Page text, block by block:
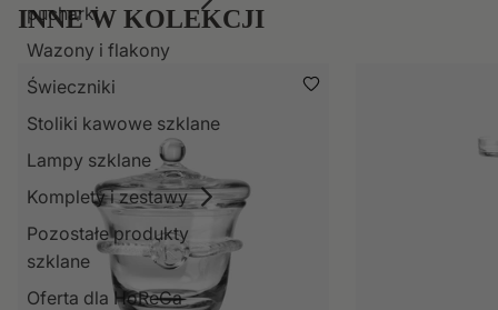
pucharki
Wazony i flakony
Świeczniki
Stoliki kawowe szklane
Lampy szklane
Komplety i zestawy
Pozostałe produkty
szklane
Oferta dla HoReCa
INNE W KOLEKCJI